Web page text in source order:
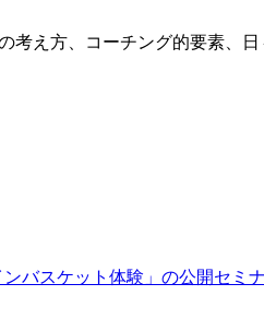
考え方、コーチング的要素、
ンバスケット体験」の公開セ